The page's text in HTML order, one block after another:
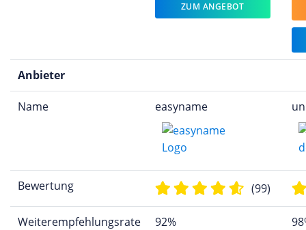
ZUM ANGEBOT
Anbieter
Name easyname
Bewertung (99)
Weiterempfehlungsrate 92%